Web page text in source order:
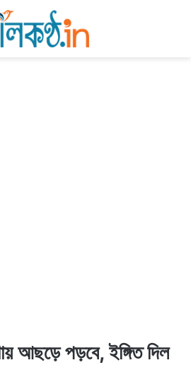
আছড়ে পড়বে, ইঙ্গিত দিল